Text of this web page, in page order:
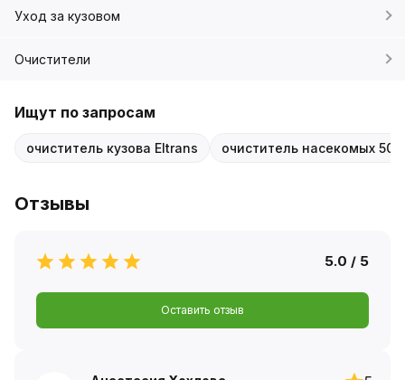
Уход за кузовом
Очистители
Ищут по запросам
очиститель кузова Eltrans очиститель насекомых
Отзывы
5.0 / 5
Оставить отзыв